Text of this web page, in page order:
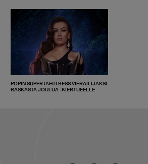
POPIN SUPERTÄHTI BESS VIERAILIJAKSI
RASKASTA JOULUA -KIERTUEELLE